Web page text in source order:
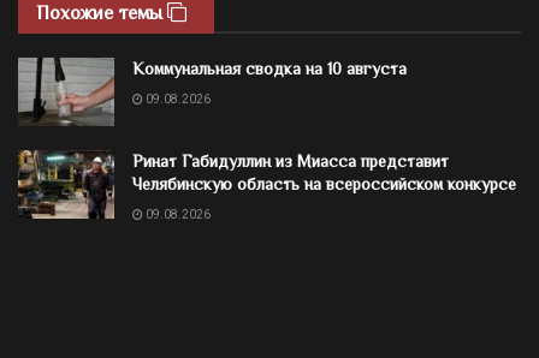
Похожие темы
Коммунальная сводка на 10 августа
09.08.2026
Ринат Габидуллин из Миасса представит
Челябинскую область на всероссийском конкурсе
09.08.2026